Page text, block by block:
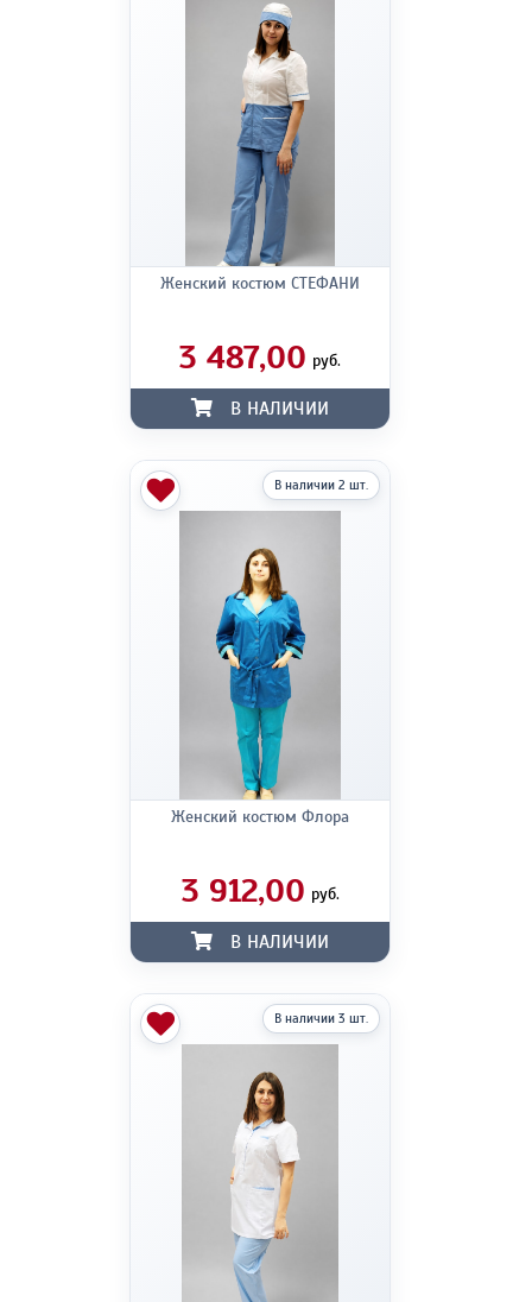
Женский костюм СТЕФАНИ
3 487,00 руб.
В НАЛИЧИИ
В наличии 2 шт.
Женский костюм Флора
3 912,00 руб.
В НАЛИЧИИ
В наличии 3 шт.